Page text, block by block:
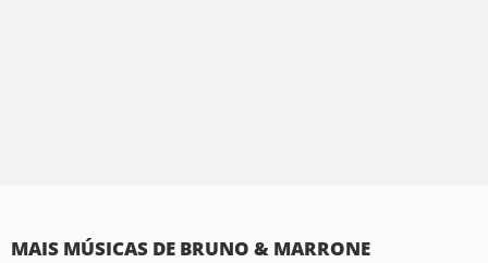
MAIS MÚSICAS DE BRUNO & MARRONE